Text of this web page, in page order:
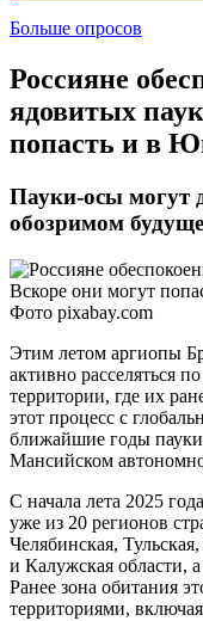
Больше опросов
Россияне
ядовитых
попасть и в
Пауки-осы могут
обозримом
Фото pixabay.com
Этим летом аргиопы
активно расселяться
территории, где их
этот процесс с
ближайшие годы
Мансийском
С начала лета 2025
уже из 20 регионов
Челябинская,
и Калужская области,
Ранее зона обитания
территориями,